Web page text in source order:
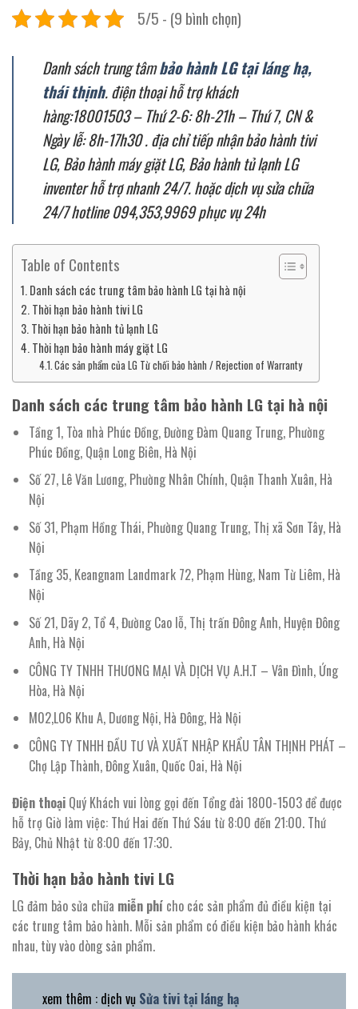
5/5 - (9 bình chọn)
Danh sách trung tâmbảo hành LG tại láng hạ,
thái thịnh. điện thoại hỗ trợ khách
hàng:18001503 – Thứ 2-6: 8h-21h – Thứ 7, CN &
Ngày lễ: 8h-17h30 . địa chỉ tiếp nhận bảo hành tivi
LG, Bảo hành máy giặt LG, Bảo hành tủ lạnh LG
inventer hỗ trợ nhanh 24/7. hoặc dịch vụ sửa chữa
24/7 hotline 094,353,9969 phục vụ 24h
Table of Contents
Danh sách các trung tâm bảo hành LG tại hà nội
Thời hạn bảo hành tivi LG
Thời hạn bảo hành tủ lạnh LG
Thời hạn bảo hành máy giặt LG
Các sản phẩm của LG Từ chối bảo hành / Rejection of Warranty
Danh sách các trung tâm bảo hành LG tại hà nội
Tầng 1, Tòa nhà Phúc Đồng, Đường Đàm Quang Trung, Phường
Phúc Đồng, Quận Long Biên, Hà Nội
Số 27, Lê Văn Lương, Phường Nhân Chính, Quận Thanh Xuân, Hà
Nội
Số 31, Phạm Hồng Thái, Phường Quang Trung, Thị xã Sơn Tây, Hà
Nội
Tầng 35, Keangnam Landmark 72, Phạm Hùng, Nam Từ Liêm, Hà
Nội
Số 21, Dãy 2, Tổ 4, Đường Cao lỗ, Thị trấn Đông Anh, Huyện Đông
Anh, Hà Nội
CÔNG TY TNHH THƯƠNG MẠI VÀ DỊCH VỤ A.H.T – Vân Đình, Ứng
Hòa, Hà Nội
M02,L06 Khu A, Dương Nội, Hà Đông, Hà Nội
CÔNG TY TNHH ĐẦU TƯ VÀ XUẤT NHẬP KHẨU TÂN THỊNH PHÁT –
Chợ Lập Thành, Đông Xuân, Quốc Oai, Hà Nội
Điện thoại Quý Khách vui lòng gọi đến Tổng đài 1800-1503 để được
hỗ trợ Giờ làm việc: Thứ Hai đến Thứ Sáu từ 8:00 đến 21:00. Thứ
Bảy, Chủ Nhật từ 8:00 đến 17:30.
Thời hạn bảo hành tivi LG
LG đảm bảo sửa chữa miễn phí cho các sản phẩm đủ điều kiện tại
các trung tâm bảo hành. Mỗi sản phẩm có điều kiện bảo hành khác
nhau, tùy vào dòng sản phẩm.
xem thêm : dịch vụ Sửa tivi tại láng hạ